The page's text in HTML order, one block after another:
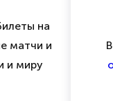
на
матчи и
и миру